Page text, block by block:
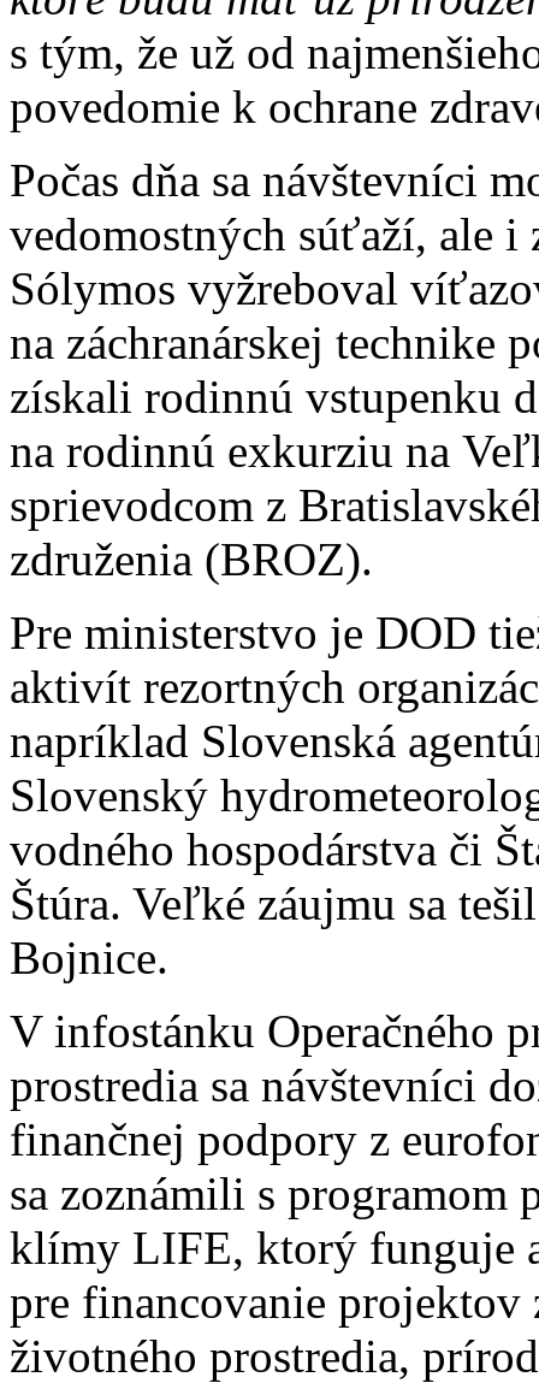
s tým, že už od
povedomie k ochrane
Počas dňa sa návštevníci
vedomostných súťaží, ale
Sólymos vyžreboval
na záchranárskej technike
získali rodinnú vstupenku
na rodinnú exkurziu na
sprievodcom z
združenia (BROZ).
Pre ministerstvo je DOD
aktivít rezortných
napríklad Slovenská
Slovenský
vodného hospodárstva či
Štúra. Veľké záujmu sa
Bojnice.
V infostánku Operačného
prostredia sa návštevníci
finančnej podpory z
sa zoznámili s programom
klímy LIFE, ktorý funguje
pre financovanie projektov
životného prostredia,